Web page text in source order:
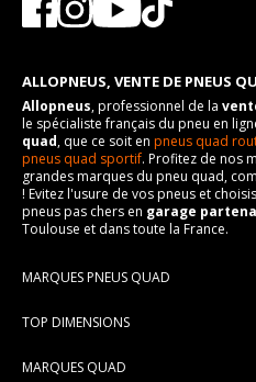
ALLOPNEUS, VENTE DE PNEUS
Allopneus, professionnel de la
le spécialiste français du pneu en
quad, que ce soit en pneus quad
pneus quad sportif. Profitez de nos
grandes marques du pneu quad,
! Evitez l'usure de vos pneus et
pneus pas chers en garage
Toulouse et dans toute la France.
MARQUES PNEUS QUAD
Pneus BKT
TOP DIMENSIONS
MARQUES QUAD